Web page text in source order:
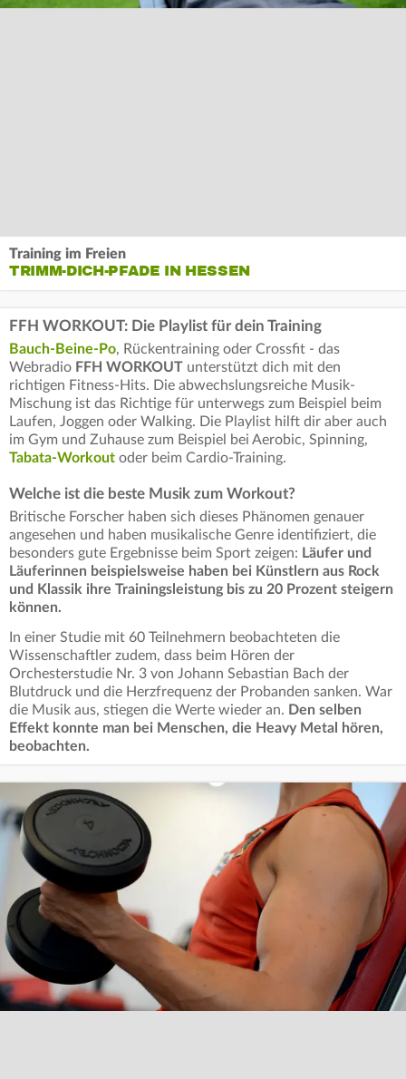
Training im Freien
TRIMM-DICH-PFADE IN HESSEN
FFH WORKOUT: Die Playlist für dein Training
Bauch-Beine-Po, Rückentraining oder Crossfit - das
Webradio FFH WORKOUT unterstützt dich mit den
richtigen Fitness-Hits. Die abwechslungsreiche Musik-
Mischung ist das Richtige für unterwegs zum Beispiel beim
Laufen, Joggen oder Walking. Die Playlist hilft dir aber auch
im Gym und Zuhause zum Beispiel bei Aerobic, Spinning,
Tabata-Workout oder beim Cardio-Training.
Welche ist die beste Musik zum Workout?
Britische Forscher haben sich dieses Phänomen genauer
angesehen und haben musikalische Genre identifiziert, die
besonders gute Ergebnisse beim Sport zeigen: Läufer und
Läuferinnen beispielsweise haben bei Künstlern aus Rock
und Klassik ihre Trainingsleistung bis zu 20 Prozent steigern
können.
In einer Studie mit 60 Teilnehmern beobachteten die
Wissenschaftler zudem, dass beim Hören der
Orchesterstudie Nr. 3 von Johann Sebastian Bach der
Blutdruck und die Herzfrequenz der Probanden sanken. War
die Musik aus, stiegen die Werte wieder an. Den selben
Effekt konnte man bei Menschen, die Heavy Metal hören,
beobachten.